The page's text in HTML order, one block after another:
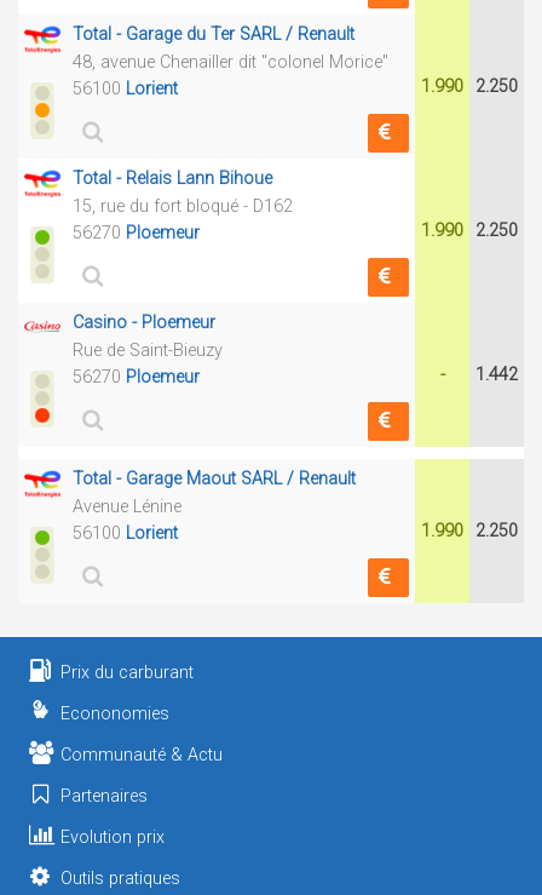
Total - Garage du Ter SARL / Renault
48, avenue Chenailler dit "colonel Morice"
56100 Lorient 1.990 2.250
Total - Relais Lann Bihoue
15, rue du fort bloqué - D162
56270 Ploemeur 1.990 2.250
Casino - Ploemeur
Rue de Saint-Bieuzy
56270 Ploemeur - 1.442
Total - Garage Maout SARL / Renault
Avenue Lénine
56100 Lorient 1.990 2.250
Prix du carburant
Econonomies
Communauté & Actu
Partenaires
Evolution prix
Outils pratiques